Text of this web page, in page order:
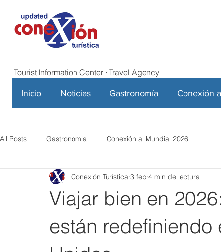
Tourist Information Center · Travel Agency
Inicio Noticias Gastronomía Conexión
All Posts Gastronomia Conexión al Mundial 2026
Viajar bien en
están redefiniendo
Conexión Turística 3 feb 4 min de lectura